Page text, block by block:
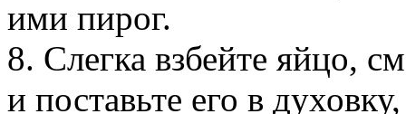
ими пирог.
8. Слегка взбейте яйцо,
и поставьте его в